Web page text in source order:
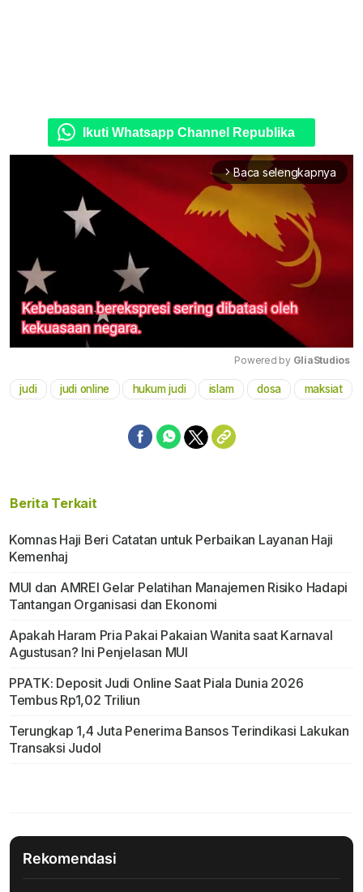
Ikuti Whatsapp Channel Republika
arrow_forward_ios Baca selengkapnya
Mute
Powered by GliaStudios
judi judi online hukum judi islam dosa maksiat
Berita Terkait
Komnas Haji Beri Catatan untuk Perbaikan Layanan Haji
Kemenhaj
MUI dan AMREI Gelar Pelatihan Manajemen Risiko Hadapi
Tantangan Organisasi dan Ekonomi
Apakah Haram Pria Pakai Pakaian Wanita saat Karnaval
Agustusan? Ini Penjelasan MUI
PPATK: Deposit Judi Online Saat Piala Dunia 2026
Tembus Rp1,02 Triliun
Terungkap 1,4 Juta Penerima Bansos Terindikasi Lakukan
Transaksi Judol
Rekomendasi